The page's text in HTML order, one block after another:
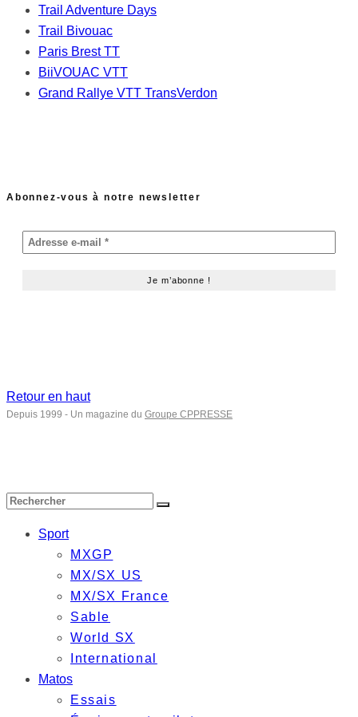
Trail Adventure Days
Trail Bivouac
Paris Brest TT
BiiVOUAC VTT
Grand Rallye VTT TransVerdon
Abonnez-vous à notre newsletter
Retour en haut
Depuis 1999 - Un magazine du Groupe CPPRESSE
Sport
MXGP
MX/SX US
MX/SX France
Sable
World SX
International
Matos
Essais